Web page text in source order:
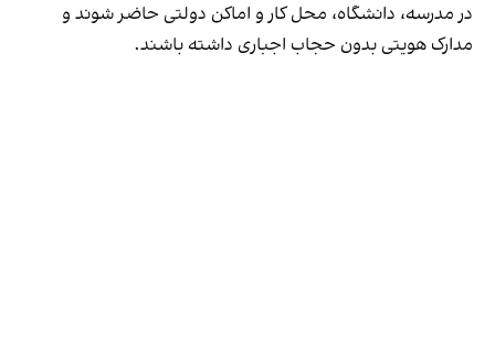
در مدرسه، دانشگاه، محل کار و اماکن دولتی حاضر شوند و
مدارک هویتی بدون حجاب اجباری داشته باشند.